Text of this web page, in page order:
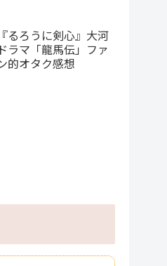
『るろうに剣心』大河
ドラマ「龍馬伝」ファ
的オタク感想